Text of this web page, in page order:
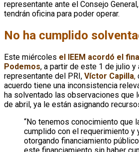
representante ante el Consejo
tendrán oficina para poder operar.
No ha cumplido
Este miércoles el IEEM acordó el
Podemos, a partir de este 1 de julio y
representante del PRI, Víctor Capilla,
acuerdo tiene una inconsistencia
ha solventado las observaciones que
de abril, ya le están asignando
“No tenemos conocimiento que
cumplido con el requerimiento y
otorgando financiamiento
este financiamiento sin haber